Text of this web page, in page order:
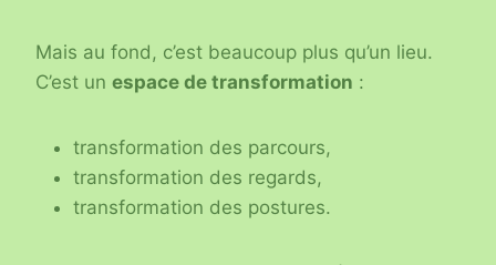
Mais au fond, c’est beaucoup plus qu’un lieu.
C’est un espace de transformation :
transformation des parcours,
transformation des regards,
transformation des postures.